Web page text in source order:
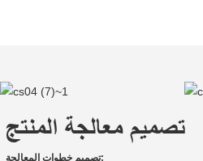
تصميم معالجة المنتج
تصميم خطوات المعالجة: